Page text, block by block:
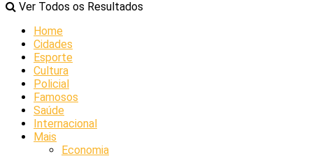
Ver Todos os Resultados
Home
Cidades
Esporte
Cultura
Policial
Famosos
Saúde
Internacional
Mais
Economia